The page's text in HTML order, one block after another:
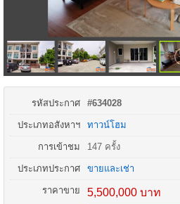
รหัสประกาศ #634028
ประเภทอสังหาฯ ทาวน์โฮม
การเข้าชม 147 ครั้ง
ประเภทประกาศ ขายและเช่า
ราคาขาย 5,500,000 บาท